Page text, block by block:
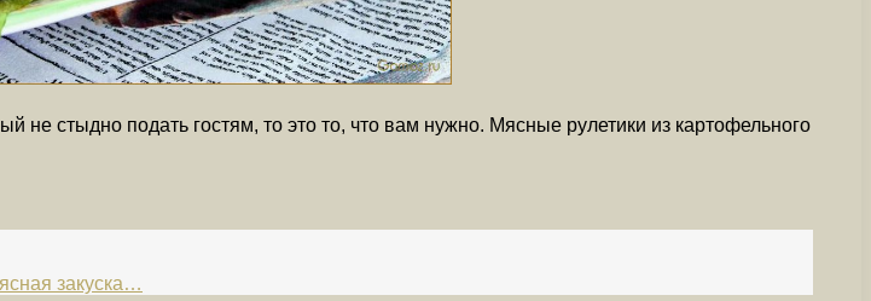
не стыдно подать гостям, то это то, что вам нужно. Мясные рулетики из картофельного
закуска…